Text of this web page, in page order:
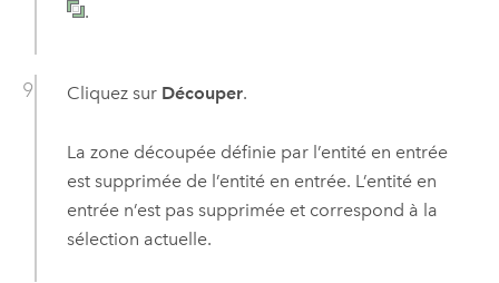
.
Cliquez sur Découper.
La zone découpée définie par l’entité en entrée
est supprimée de l’entité en entrée. L’entité en
entrée n’est pas supprimée et correspond à la
sélection actuelle.